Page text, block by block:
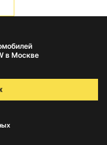
в Москве